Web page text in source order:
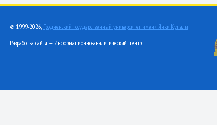
© 1999-2026, Гродненский государственный университет имени Янки Купалы
Разработка сайта — Информационно-аналитический центр